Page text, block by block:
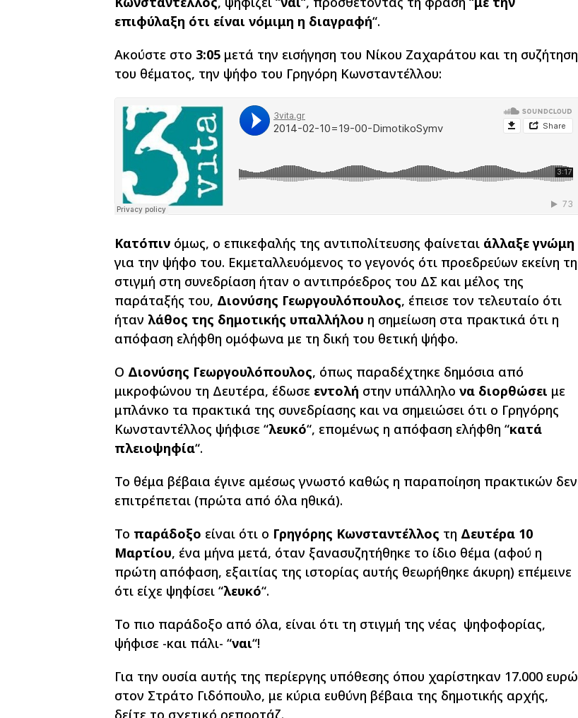
επιφύλαξη ότι είναι νόμιμη η διαγραφή“.
Ακούστε στο 3:05 μετά την εισήγηση του Νίκου Ζαχαράτου και τη συζήτηση
του θέματος, την ψήφο του Γρηγόρη Κωνσταντέλλου:
Κατόπιν όμως, ο επικεφαλής της αντιπολίτευσης φαίνεται άλλαξε γνώμη
για την ψήφο του. Εκμεταλλευόμενος το γεγονός ότι προεδρεύων εκείνη τη
στιγμή στη συνεδρίαση ήταν ο αντιπρόεδρος του ΔΣ και μέλος της
παράταξής του, Διονύσης Γεωργουλόπουλος, έπεισε τον τελευταίο ότι
ήταν λάθος της δημοτικής υπαλλήλου η σημείωση στα πρακτικά ότι η
απόφαση ελήφθη ομόφωνα με τη δική του θετική ψήφο.
Ο Διονύσης Γεωργουλόπουλος, όπως παραδέχτηκε δημόσια από
μικροφώνου τη Δευτέρα, έδωσε εντολή στην υπάλληλο να διορθώσει με
μπλάνκο τα πρακτικά της συνεδρίασης και να σημειώσει ότι ο Γρηγόρης
Κωνσταντέλλος ψήφισε “λευκό“, επομένως η απόφαση ελήφθη “κατά
πλειοψηφία“.
Το θέμα βέβαια έγινε αμέσως γνωστό καθώς η παραποίηση πρακτικών δεν
επιτρέπεται (πρώτα από όλα ηθικά).
Το παράδοξο είναι ότι ο Γρηγόρης Κωνσταντέλλος τη Δευτέρα 10
Μαρτίου, ένα μήνα μετά, όταν ξανασυζητήθηκε το ίδιο θέμα (αφού η
πρώτη απόφαση, εξαιτίας της ιστορίας αυτής θεωρήθηκε άκυρη) επέμεινε
ότι είχε ψηφίσει “λευκό“.
Το πιο παράδοξο από όλα, είναι ότι τη στιγμή της νέας ψηφοφορίας,
ψήφισε -και πάλι- “ναι“!
Για την ουσία αυτής της περίεργης υπόθεσης όπου χαρίστηκαν 17.000 ευρώ
στον Στράτο Γιδόπουλο, με κύρια ευθύνη βέβαια της δημοτικής αρχής,
δείτε το σχετικό ρεπορτάζ.